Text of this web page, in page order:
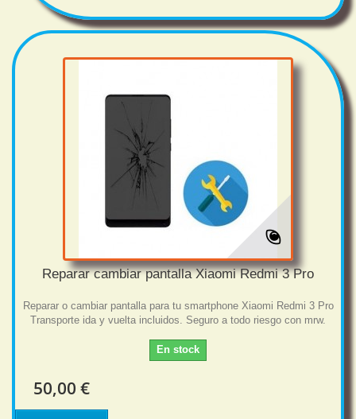
Reparar cambiar pantalla Xiaomi Redmi 3 Pro
Reparar o cambiar pantalla para tu smartphone Xiaomi Redmi 3 Pro
Transporte ida y vuelta incluidos. Seguro a todo riesgo con mrw.
En stock
50,00 €